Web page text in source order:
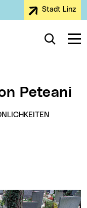
Stadt Linz
Suche
Peteani